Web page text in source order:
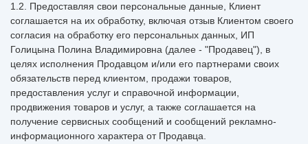
1.2. Предоставляя свои персональные данные, Клиент
соглашается на их обработку, включая отзыв Клиентом своего
согласия на обработку его персональных данных, ИП
Голицына Полина Владимировна (далее - "Продавец"), в
целях исполнения Продавцом и/или его партнерами своих
обязательств перед клиентом, продажи товаров,
предоставления услуг и справочной информации,
продвижения товаров и услуг, а также соглашается на
получение сервисных сообщений и сообщений рекламно-
информационного характера от Продавца.